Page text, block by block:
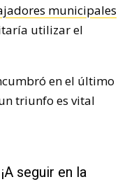
municipales
utilizar el
en el último
triunfo es vital
seguir en la